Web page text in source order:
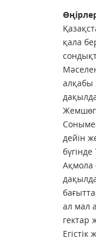
қала
алқабы
Жемшөп
дейін
Ақмола
ал мал
гектар